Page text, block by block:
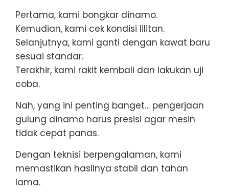
Pertama, kami bongkar dinamo.
Kemudian, kami cek kondisi lilitan.
Selanjutnya, kami ganti dengan kawat baru
sesuai standar.
Terakhir, kami rakit kembali dan lakukan uji
coba.
Nah, yang ini penting banget… pengerjaan
gulung dinamo harus presisi agar mesin
tidak cepat panas.
Dengan teknisi berpengalaman, kami
memastikan hasilnya stabil dan tahan
lama.